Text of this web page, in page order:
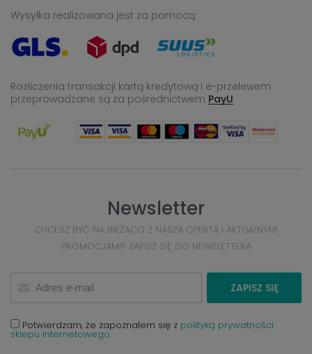
Wysyłka realizowana jest za pomocą:
Rozliczenia transakcji kartą kredytową i e-przelewem
przeprowadzane są za pośrednictwem PayU
Newsletter
CHCESZ BYĆ NA BIEŻĄCO Z NASZĄ OFERTĄ I AKTUALNYMI
PROMOCJAMI? ZAPISZ SIĘ DO NEWSLETTERA
ZAPISZ SIĘ
Potwierdzam, że zapoznałem się z polityką prywatności
sklepu internetowego.